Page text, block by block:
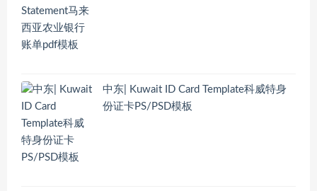
中东| Kuwait ID Card Template科威特身
份证卡PS/PSD模板